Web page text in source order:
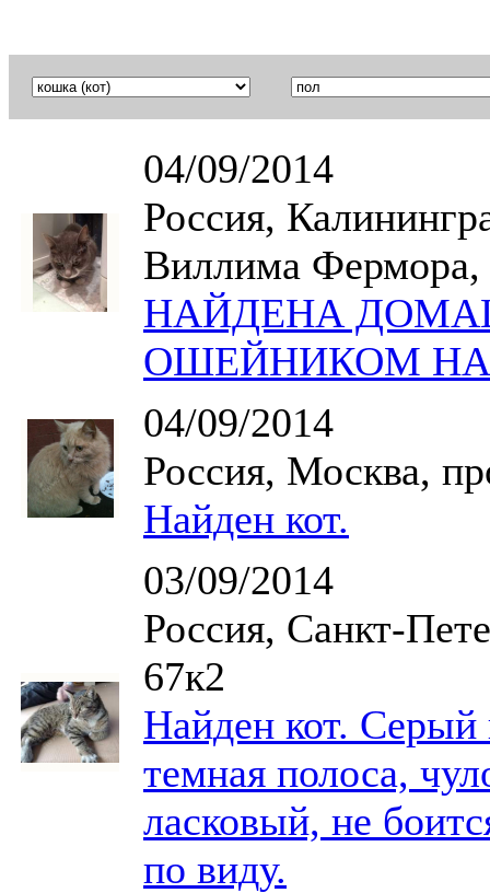
04/09/2014
Россия,
Виллима Фермора,
НАЙДЕНА
ОШЕЙНИКОМ
04/09/2014
Россия, Москва,
Найден кот.
03/09/2014
Россия, Санкт-
67к2
Найден кот. Серый
темная полоса,
ласковый, не
по виду.